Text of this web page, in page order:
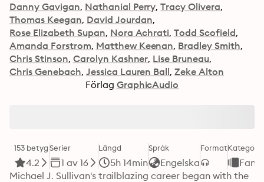
Danny Gavigan Nathanial Perry Tracy Olivera
Thomas Keegan David Jourdan
Rose Elizabeth Supan Nora Achrati Todd Scofield
Amanda Forstrom Matthew Keenan Bradley Smith
Chris Stinson Carolyn Kashner Lise Bruneau
Chris Genebach Jessica Lauren Ball Zeke Alton
Förlag GraphicAudio
153 betyg
4.2
Serier
1 av 16
Längd
5h 14min
Språk
Engelska
FormatKategori
Michael J. Sullivan's trailblazing career began with the